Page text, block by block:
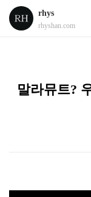
rhys
rhyshan.com
말라뮤트?